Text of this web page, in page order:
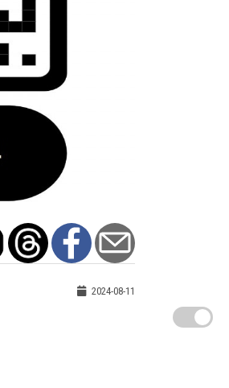
2024-08-11